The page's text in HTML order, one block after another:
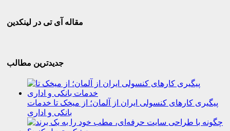
مقاله آی تی در لینکدین
جدیدترین مطالب
پیگیری کارهای کنسولی ایران از آلمان؛ از میخک تا خدمات
بانکی و اداری